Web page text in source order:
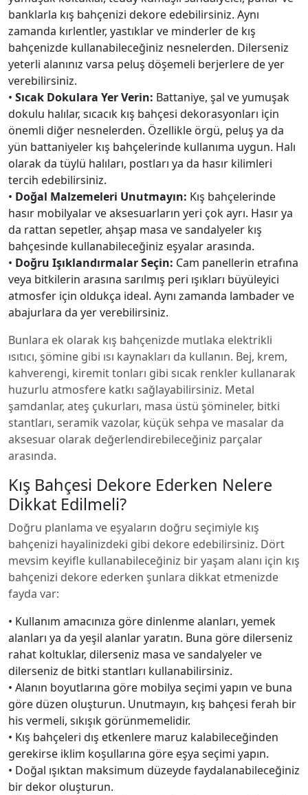
banklarla kış bahçenizi dekore edebilirsiniz. Aynı
zamanda kırlentler, yastıklar ve minderler de kış
bahçenizde kullanabileceğiniz nesnelerden. Dilerseniz
yeterli alanınız varsa peluş döşemeli berjerlere de yer
verebilirsiniz.
• Sıcak Dokulara Yer Verin: Battaniye, şal ve yumuşak
dokulu halılar, sıcacık kış bahçesi dekorasyonları için
önemli diğer nesnelerden. Özellikle örgü, peluş ya da
yün battaniyeler kış bahçelerinde kullanıma uygun. Halı
olarak da tüylü halıları, postları ya da hasır kilimleri
tercih edebilirsiniz.
• Doğal Malzemeleri Unutmayın: Kış bahçelerinde
hasır mobilyalar ve aksesuarların yeri çok ayrı. Hasır ya
da rattan sepetler, ahşap masa ve sandalyeler kış
bahçesinde kullanabileceğiniz eşyalar arasında.
• Doğru Işıklandırmalar Seçin: Cam panellerin etrafına
veya bitkilerin arasına sarılmış peri ışıkları büyüleyici
atmosfer için oldukça ideal. Aynı zamanda lambader ve
abajurlara da yer verebilirsiniz.
Bunlara ek olarak kış bahçenizde mutlaka elektrikli
ısıtıcı, şömine gibi ısı kaynakları da kullanın. Bej, krem,
kahverengi, kiremit tonları gibi sıcak renkler kullanarak
huzurlu atmosfere katkı sağlayabilirsiniz. Metal
şamdanlar, ateş çukurları, masa üstü şömineler, bitki
stantları, seramik vazolar, küçük sehpa ve masalar da
aksesuar olarak değerlendirebileceğiniz parçalar
arasında.
Kış Bahçesi Dekore Ederken Nelere
Dikkat Edilmeli?
Doğru planlama ve eşyaların doğru seçimiyle kış
bahçenizi hayalinizdeki gibi dekore edebilirsiniz. Dört
mevsim keyifle kullanabileceğiniz bir yaşam alanı için kış
bahçenizi dekore ederken şunlara dikkat etmenizde
fayda var:
• Kullanım amacınıza göre dinlenme alanları, yemek
alanları ya da yeşil alanlar yaratın. Buna göre dilerseniz
rahat koltuklar, dilerseniz masa ve sandalyeler ve
dilerseniz de bitki stantları kullanabilirsiniz.
• Alanın boyutlarına göre mobilya seçimi yapın ve buna
göre düzen oluşturun. Unutmayın, kış bahçesi ferah bir
his vermeli, sıkışık görünmemelidir.
• Kış bahçeleri dış etkenlere maruz kalabileceğinden
gerekirse iklim koşullarına göre eşya seçimi yapın.
• Doğal ışıktan maksimum düzeyde faydalanabileceğiniz
bir dekor oluşturun.